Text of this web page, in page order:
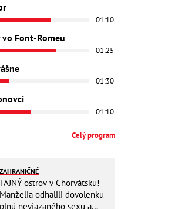
01:10
vo Font-Romeu
01:25
01:30
01:10
Celý program
ZAHRANIČNÉ
TAJNÝ ostrov v Chorvátsku!
Manželia odhalili dovolenku
plnú neviazaného sexu a